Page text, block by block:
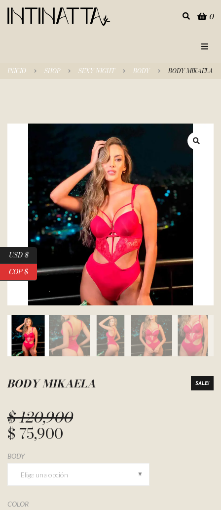
Inicio
0
INICIO SHOP SEXY NIGHT BODY BODY MIKAELA
BODY MIKAELA SALE!
$120,900
$ 75,900
BODY
COLOR
USD $
COP $